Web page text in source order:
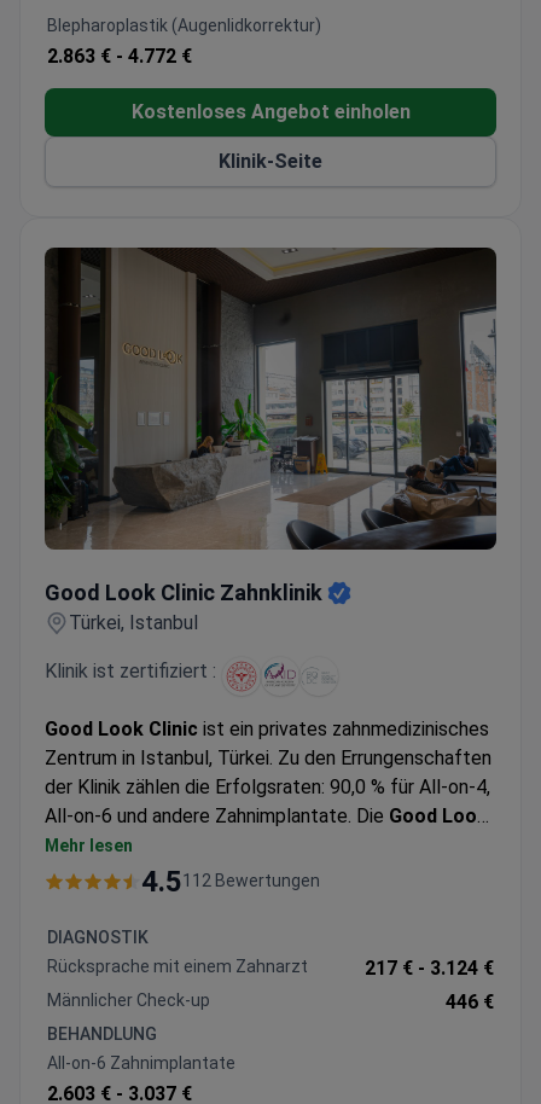
Blepharoplastik (Augenlidkorrektur)
2.863 € - 4.772 €
Kostenloses Angebot einholen
Klinik-Seite
Good Look Clinic Zahnklinik
Türkei, Istanbul
Klinik ist zertifiziert :
Good Look Clinic ist ein privates zahnmedizinisches
Zentrum in Istanbul, Türkei. Zu den Errungenschaften
der Klinik zählen die Erfolgsraten: 90,0 % für All-on-4,
All-on-6 und andere Zahnimplantate. Die Good Look
Clinicdient sowohl Erwachsenen als auch Kindern.
2.000 Patienten entscheiden sich jedes Jahr für die
Patienten aus Europa & Commonwealth, dem Balkan
und den USA, Kanada, Australien besuchen die Klinik
am häufigsten.
Mehr lesen
4.5112 Bewertungen
DIAGNOSTIK
Rücksprache mit einem Zahnarzt
217 € - 3.124 €
Männlicher Check-up 446 €
BEHANDLUNG
All-on-6 Zahnimplantate
2.603 € - 3.037 €